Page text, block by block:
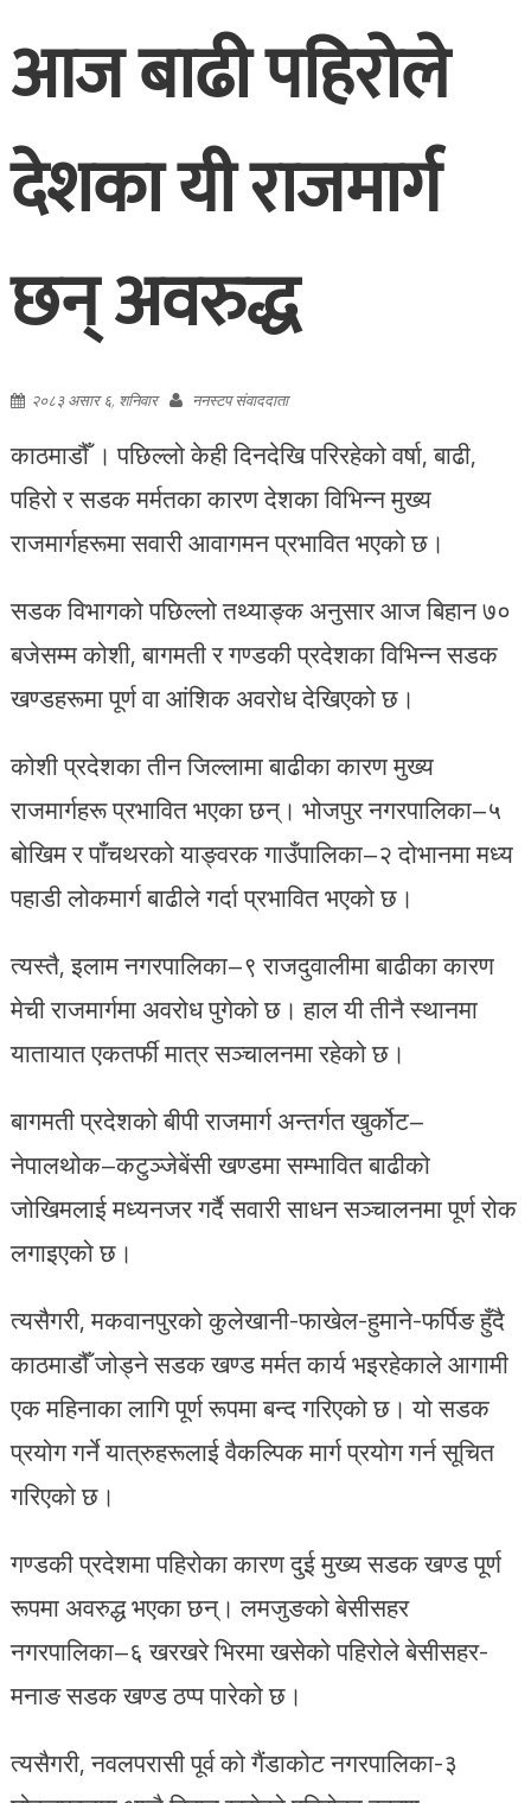
आज बाढी पहिरोले
देशका यी राजमार्ग
छन् अवरुद्ध
२०८३ असार ६, शनिवार ननस्टप संवाददाता
काठमाडौँ । पछिल्लो केही दिनदेखि परिरहेको वर्षा, बाढी,
पहिरो र सडक मर्मतका कारण देशका विभिन्न मुख्य
राजमार्गहरूमा सवारी आवागमन प्रभावित भएको छ।
सडक विभागको पछिल्लो तथ्याङ्क अनुसार आज बिहान ७०
बजेसम्म कोशी, बागमती र गण्डकी प्रदेशका विभिन्न सडक
खण्डहरूमा पूर्ण वा आंशिक अवरोध देखिएको छ।
कोशी प्रदेशका तीन जिल्लामा बाढीका कारण मुख्य
राजमार्गहरू प्रभावित भएका छन्। भोजपुर नगरपालिका–५
बोखिम र पाँचथरको याङ्वरक गाउँपालिका–२ दोभानमा मध्य
पहाडी लोकमार्ग बाढीले गर्दा प्रभावित भएको छ।
त्यस्तै, इलाम नगरपालिका–९ राजदुवालीमा बाढीका कारण
मेची राजमार्गमा अवरोध पुगेको छ। हाल यी तीनै स्थानमा
यातायात एकतर्फी मात्र सञ्चालनमा रहेको छ।
बागमती प्रदेशको बीपी राजमार्ग अन्तर्गत खुर्कोट–
नेपालथोक–कटुञ्जेबेंसी खण्डमा सम्भावित बाढीको
जोखिमलाई मध्यनजर गर्दै सवारी साधन सञ्चालनमा पूर्ण रोक
लगाइएको छ।
त्यसैगरी, मकवानपुरको कुलेखानी-फाखेल-हुमाने-फर्पिङ हुँदै
काठमाडौँ जोड्ने सडक खण्ड मर्मत कार्य भइरहेकाले आगामी
एक महिनाका लागि पूर्ण रूपमा बन्द गरिएको छ। यो सडक
प्रयोग गर्ने यात्रुहरूलाई वैकल्पिक मार्ग प्रयोग गर्न सूचित
गरिएको छ।
गण्डकी प्रदेशमा पहिरोका कारण दुई मुख्य सडक खण्ड पूर्ण
रूपमा अवरुद्ध भएका छन्। लमजुङको बेसीसहर
नगरपालिका–६ खरखरे भिरमा खसेको पहिरोले बेसीसहर-
मनाङ सडक खण्ड ठप्प पारेको छ।
त्यसैगरी, नवलपरासी पूर्व को गैंडाकोट नगरपालिका-३